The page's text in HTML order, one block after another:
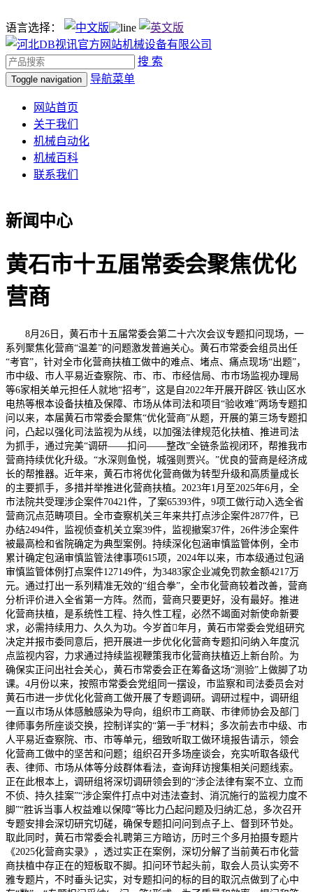
语言选择：
搜 索
Toggle navigation 导航菜单
网站首页
关于我们
机械自动化
机械百科
联系我们
新闻中心
黄石市十五届常委会聚焦优化
营商
8月26日，黄石市十五届常委会第二十六次会议专题扣问现场，一
系列聚焦化营商“温差”的问题激发普遍关心。黄石市常委会组员出任
“考官”，针对全市化营商扶植工做中的难点、堵点、痛点现场“出题”，
市中级、市人平易近查察院、市、市、市经信局、市市场监视办理局
等6家相关单元担任人就地“招考”，这是自2022年开展开辟区·铁山区水
电热等根本设备扶植及保障、市场从体司法和项目“验收难”两场专题扣
问以来，本届黄石市常委会聚焦“优化营商”从题，开展的第三场专题扣
问，凸起以强化司法监视为从线，以加强法律规范化扶植、推进司法
为抓手，通过完美“调研——扣问——整改”全链条监视闭环，帮推我市
营商持续优化升级。“水深则鱼悦，城强则贾兴。”优良的营商是经济成
长的帮推器。近年来，黄石市将优化营商做为转型升级和高质量成长
的主要抓手，多措并举推进化营商扶植。2023年1月至2025年6月，全
市法院共受理涉企案件70421件，了案65393件，9项工做行动入选全省
营商沉点范畴项目。全市查察机关三年来共打点涉企案件2877件，已
办结2494件，监视侦查机关立案39件，监视撤案37件，26件涉企案件
被最高检和省院确定为典型案例。持续深化包涵审慎监管体例，全市
累计确定包涵审慎监管法律事项615项，2024年以来，市本级通过包涵
审慎监管体例打点案件127149件，为3483家企业减免罚款金额4217万
元。通过打出一系列精准无效的“组合拳”，全市化营商较着改善，营商
分析评价进入全省第一方阵。然而，营商只要更好，没有最好。推进
化营商扶植，是系统性工程、持久性工程，必然不竭面对新使命新要
求，必需持续用力、久久为功。今岁首年月，黄石市常委会党组研究
决定并报市委同意后，把开展进一步优化化营商专题扣问纳入年度沉
点监视内容，力求通过持续监视鞭策我市化营商扶植迈上新台阶。为
确保实正问出社会关心，黄石市常委会正在筹备这场“测验”上做脚了功
课。4月份以来，按照市常委会党组同一摆设，市监察和司法委员会对
黄石市进一步优化化营商工做开展了专题调研。调研过程中，调研组
一直以市场从体感触感染为导向，组织市工商联、市律师协会及部门
律师事务所座谈交换，控制详实的“第一手”材料；多次前去市中级、市
人平易近查察院、市、市等单元，细致听取工做环境报告请示，领会
化营商工做中的坚苦和问题；组织召开多场座谈会，充实听取各级代
表、律师、市场从体等分歧群体看法，查询拜访搜集相关问题线索。
正在此根本上，调研组将深切调研领会到的“涉企法律有案不立、立而
不侦、持久挂案”“涉企案件打点中对违法查封、消沉施行的监视力度不
脚”“胜诉当事人权益难以保障”等比力凸起问题及归纳汇总，多次召开
专题安排会深切研究切磋，确保专题扣问问到点子上、督到环节处。
取此同时，黄石市常委会礼聘第三方暗访，历时三个多月拍摄专题片
《2025化营商实录》，透过实正在案例，深切分解了当前黄石市化营
商扶植中存正在的短板取不脚。扣问环节起头前，取会人员认实旁不
雅专题片，不时垂头记实，对专题扣问的标的目的取沉点做到了心中